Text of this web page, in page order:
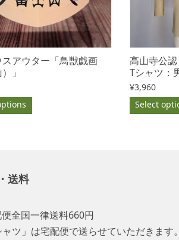
スアウター「鳥獣戯画
」
高山寺公認
Tシャツ：
¥3,960
Select
送料
全国一律送料660円
ャツ」は宅配便で送らせていただきます。